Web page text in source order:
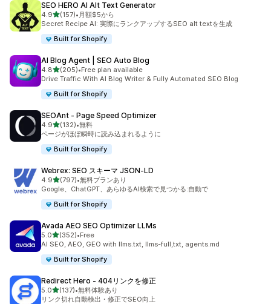
SEO HERO AI Alt Text Generator
4.95つ星中
(157)
合計レビュー数：157件
• 月額$5から
Secret Recipe AI: 実際にランクアップするSEO alt textを生成
Built for Shopify
AI Blog Agent | SEO Auto Blog
4.85つ星中
(205)
合計レビュー数：205件
•Free plan available
Drive Traffic With AI Blog Writer & Fully Automated SEO Blog
Built for Shopify
SEOAnt ‑ Page Speed Optimizer
4.95つ星中
(132)
合計レビュー数：132件
•無料
ページがほぼ瞬時に読み込まれるように
Built for Shopify
Webrex: SEO スキーマ JSON‑LD
4.95つ星中
(797)
合計レビュー数：797件
•無料プランあり
Google、ChatGPT、あらゆるAI検索で見つかる:自動で
Built for Shopify
Avada AEO SEO Optimizer LLMs
5.05つ星中
(352)
合計レビュー数：352件
•Free
AI SEO, AEO, GEO with llms.txt, llms-full,txt, agents.md
Built for Shopify
Redirect Hero ‑ 404リンクを修正
5.05つ星中
(137)
合計レビュー数：137件
•無料体験あり
リンク切れ自動検出・修正でSEO向上